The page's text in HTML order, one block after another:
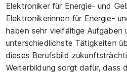
Elektroniker für Energie- und
Elektronikerinnen für Energie-
haben sehr vielfältige Aufgaben
unterschiedlichste Tätigkeiten
dieses Berufsbild
Weiterbildung sorgt dafür, dass